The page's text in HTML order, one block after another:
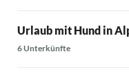
Urlaub mit Hund in
6 Unterkünfte